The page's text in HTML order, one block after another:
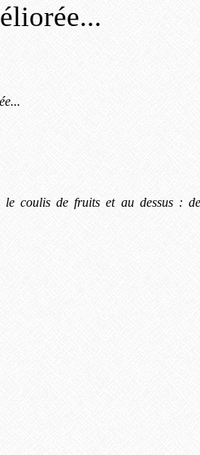
le coulis de fruits et au dessus :